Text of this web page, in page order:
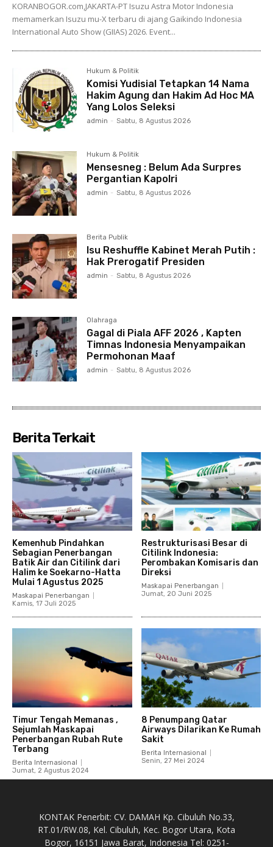
KORANBOGOR.com,JAKARTA-PT Isuzu Astra Motor Indonesia
memamerkan Isuzu mu-X terbaru di ajang Gaikindo Indonesia
International Auto Show (GIIAS) 2026. Event...
Hukum & Politik
Komisi Yudisial Tetapkan 14 Nama
Hakim Agung dan Hakim Ad Hoc MA
Yang Lolos Seleksi
admin - Sabtu, 8 Agustus 2026
Hukum & Politik
Mensesneg : Belum Ada Surpres
Pergantian Kapolri
admin - Sabtu, 8 Agustus 2026
Berita Publik
Isu Reshuffle Kabinet Merah Putih :
Hak Prerogatif Presiden
admin - Sabtu, 8 Agustus 2026
Olahraga
Gagal di Piala AFF 2026 , Kapten
Timnas Indonesia Menyampaikan
Permohonan Maaf
admin - Sabtu, 8 Agustus 2026
Berita Terkait
Kemenhub Pindahkan
Sebagian Penerbangan
Batik Air dan Citilink dari
Halim ke Soekarno-Hatta
Mulai 1 Agustus 2025
Maskapai Penerbangan
Kamis, 17 Juli 2025
Restrukturisasi Besar di
Citilink Indonesia:
Perombakan Komisaris dan
Direksi
Maskapai Penerbangan
Jumat, 20 Juni 2025
Timur Tengah Memanas ,
Sejumlah Maskapai
Penerbangan Rubah Rute
Terbang
Berita Internasional
Jumat, 2 Agustus 2024
8 Penumpang Qatar
Airways Dilarikan Ke Rumah
Sakit
Berita Internasional
Senin, 27 Mei 2024
KONTAK Penerbit: CV. DAMAH Kp. Cibuluh No.33,
RT.01/RW.08, Kel. Cibuluh, Kec. Bogor Utara, Kota
Bogor, 16151 Jawa Barat, Indonesia Tel: 0251-